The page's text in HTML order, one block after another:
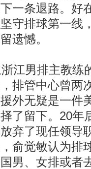
一条退路。好
守排球第一线
遗憾。
男排主教练
排管中心曾两
外无疑是一件
了留下。20年
弃了现任领导
俞觉敏认为排
男、女排或者